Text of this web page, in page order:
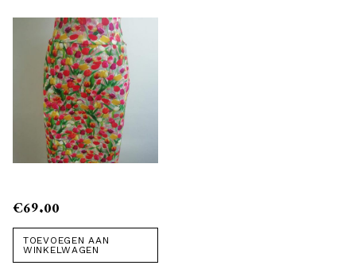
€69.00
TOEVOEGEN AAN
WINKELWAGEN